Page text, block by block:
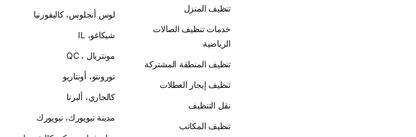
تنظيف المنزل
خدمات تنظيف الصالات
الرياضية
تنظيف المنطقة المشتركة
تنظيف إيجار العطلات
نقل التنظيف
تنظيف المكاتب
لوس أنجلوس، كاليفورنيا
شيكاغو، IL
مونتريال ، QC
تورونتو، أونتاريو
كالجاري، ألبرتا
مدينة نيويورك، نيويورك